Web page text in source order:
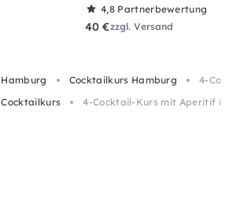
4,8 Partnerbewertung
40 €zzgl. Versand
Hamburg Cocktailkurs Hamburg
4-
Cocktailkurs 4-Cocktail-Kurs mit Aperitif in